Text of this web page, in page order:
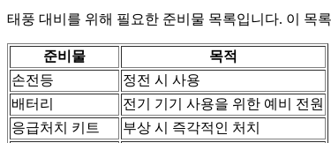
태풍 대비를 위해 필요한 준비물 목록입니다. 이 목
준비물
목적
손전등
정전 시 사용
배터리
전기 기기 사용을 위한 예비 전원
응급처치 키트
부상 시 즉각적인 처치